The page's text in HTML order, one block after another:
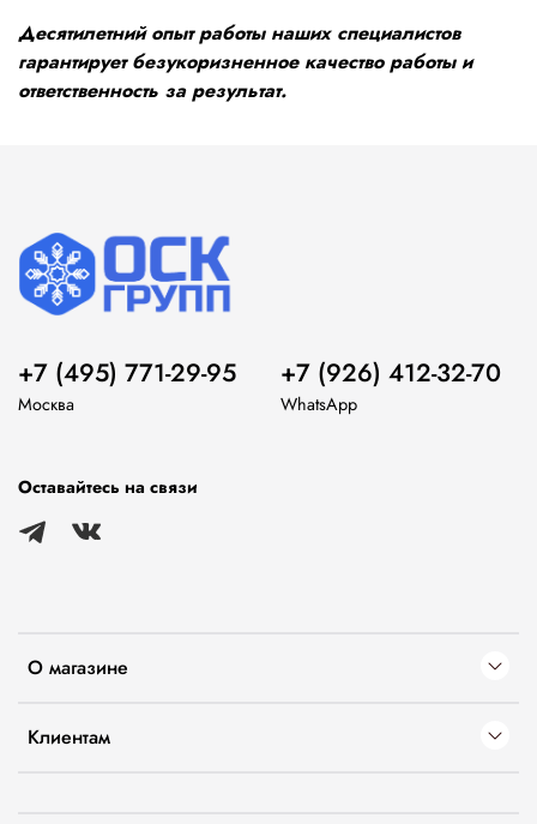
Десятилетний опыт работы наших специалистов
гарантирует безукоризненное качество работы и
ответственность за результат.
О магазине
Клиентам
+7 (495) 771-29-95
Москва
+7 (926) 412-32-70
WhatsApp
Оставайтесь на связи